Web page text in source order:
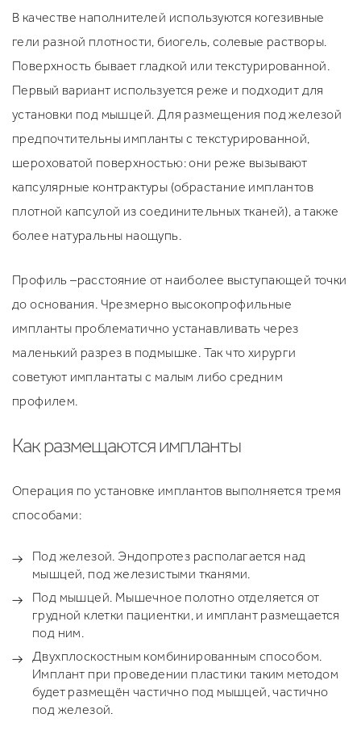
В качестве наполнителей используются когезивные
гели разной плотности, биогель, солевые растворы.
Поверхность бывает гладкой или текстурированной.
Первый вариант используется реже и подходит для
установки под мышцей. Для размещения под железой
предпочтительны импланты с текстурированной,
шероховатой поверхностью: они реже вызывают
капсулярные контрактуры (обрастание имплантов
плотной капсулой из соединительных тканей), а также
более натуральны наощупь.
Профиль –расстояние от наиболее выступающей точки
до основания. Чрезмерно высокопрофильные
импланты проблематично устанавливать через
маленький разрез в подмышке. Так что хирурги
советуют имплантаты с малым либо средним
профилем.
Как размещаются импланты
Операция по установке имплантов выполняется тремя
способами:
Под железой. Эндопротез располагается над
мышцей, под железистыми тканями.
Под мышцей. Мышечное полотно отделяется от
грудной клетки пациентки, и имплант размещается
под ним.
Двухплоскостным комбинированным способом.
Имплант при проведении пластики таким методом
будет размещён частично под мышцей, частично
под железой.